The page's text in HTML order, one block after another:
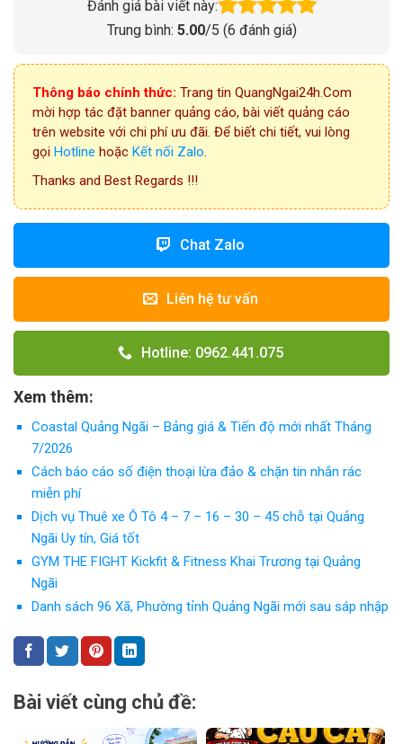
Đánh giá bài viết này:
Trung bình: 5.00/5 (6 đánh giá)
Thông báo chính thức: Trang tin QuangNgai24h.Com
mời hợp tác đặt banner quảng cáo, bài viết quảng cáo
trên website với chi phí ưu đãi. Để biết chi tiết, vui lòng
gọi Hotline hoặc Kết nối Zalo.
Thanks and Best Regards !!!
Chat Zalo
Liên hệ tư vấn
Hotline: 0962.441.075
Xem thêm:
Coastal Quảng Ngãi – Bảng giá & Tiến độ mới nhất Tháng
7/2026
Cách báo cáo số điện thoại lừa đảo & chặn tin nhắn rác
miễn phí
Dịch vụ Thuê xe Ô Tô 4 – 7 – 16 – 30 – 45 chỗ tại Quảng
Ngãi Uy tín, Giá tốt
GYM THE FIGHT Kickfit & Fitness Khai Trương tại Quảng
Ngãi
Danh sách 96 Xã, Phường tỉnh Quảng Ngãi mới sau sáp nhập
Bài viết cùng chủ đề: